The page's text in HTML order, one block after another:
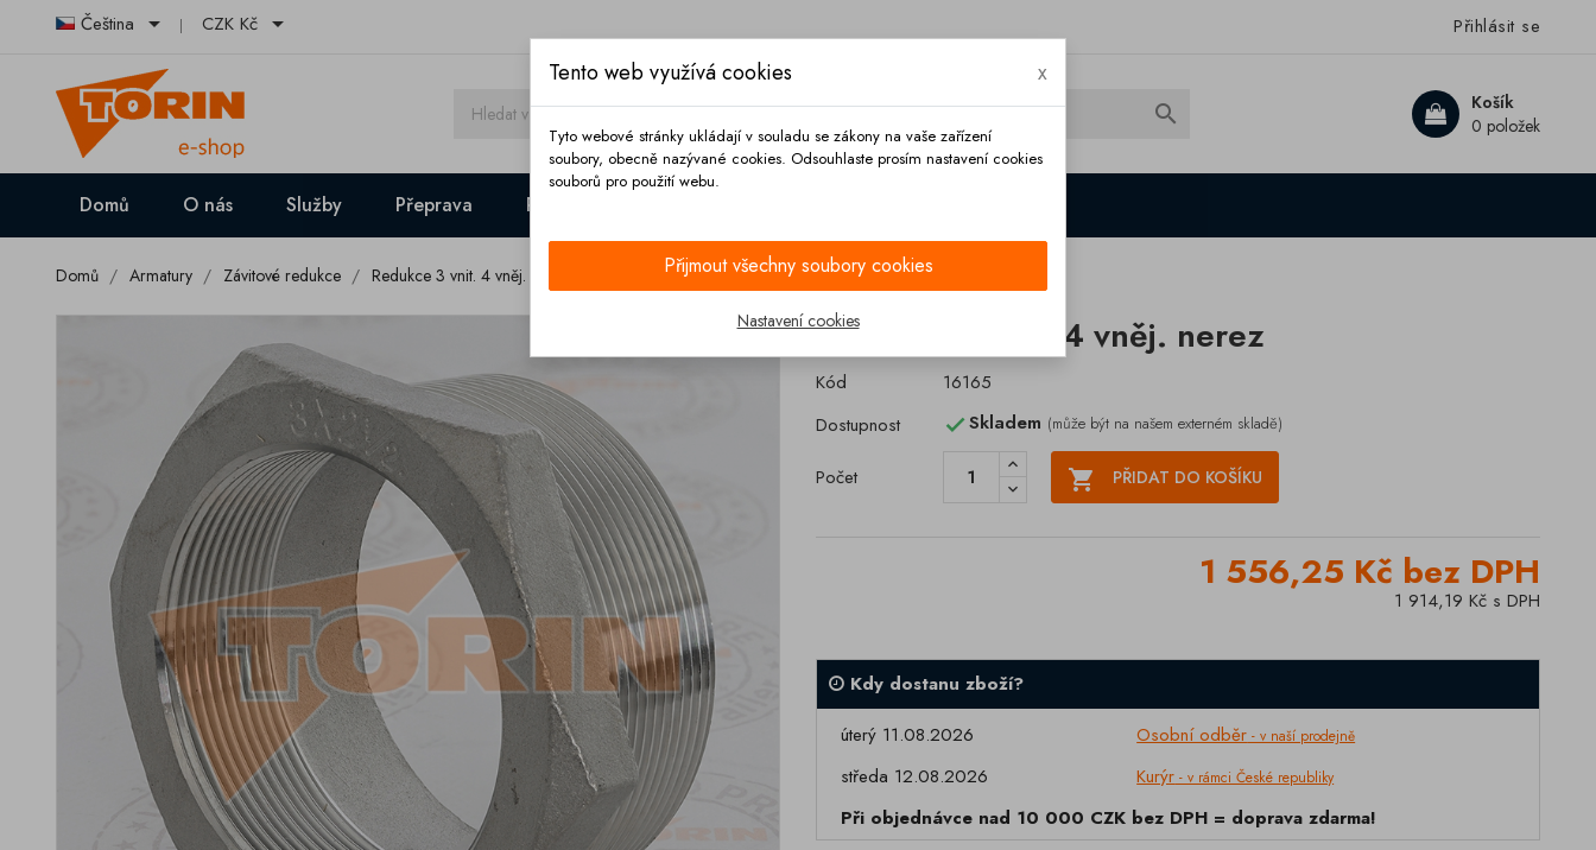
Čeština  CZK Kč  Přihlásit se
Košík
0 položek

Domů O nás Služby Přeprava Platba
Domů Armatury Závitové redukce Redukce 3 vnit. 4 vněj. nerez
Redukce 3 vnit. 4 vněj. nerez
Kód
16165
Dostupnost
Skladem (může být na našem externém skladě)
Počet  PŘIDAT DO KOŠÍKU
1 556,25 Kč bez DPH
1 914,19 Kč s DPH
Kdy dostanu zboží?
úterý 11.08.2026
Osobní odběr - v naší prodejně
středa 12.08.2026 Kurýr - v rámci České republiky
Při objednávce nad 10 000 CZK bez DPH = doprava zdarma!
Tento web využívá cookies x
Tyto webové stránky ukládají v souladu se zákony na vaše zařízení
soubory, obecně nazývané cookies. Odsouhlaste prosím nastavení cookies
souborů pro použití webu.
Přijmout všechny soubory cookies
Nastavení cookies